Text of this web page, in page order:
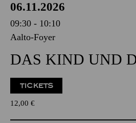
06.11.2026
09:30 - 10:10
Aalto-Foyer
DAS KIND UND
TICKETS
12,00 €